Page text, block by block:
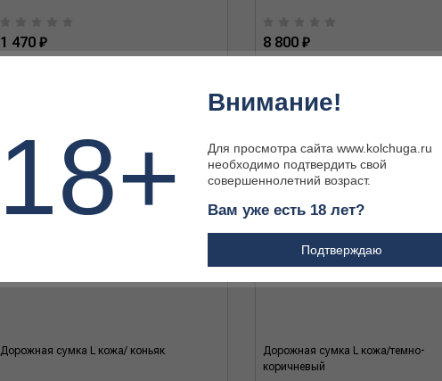
1 470 ₽ 8 800 ₽
Дорожная сумка L кожа/ коньяк
Дорожная сумка L кожа/темно-
коричневый
18+
Внимание!
Для просмотра сайта www.kolchuga.ru
необходимо подтвердить свой
совершеннолетний возраст.
Вам уже есть 18 лет?
Подтверждаю